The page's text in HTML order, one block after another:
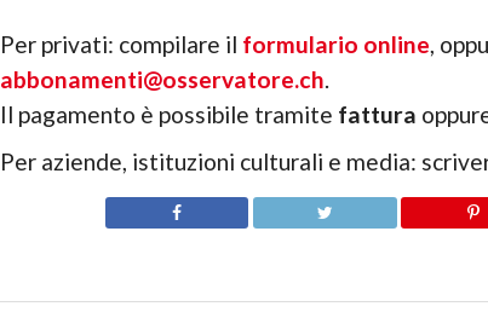
Per privati: compilare il formulario online,
abbonamenti@osservatore.ch.
Il pagamento è possibile tramite fattura
Per aziende, istituzioni culturali e media: